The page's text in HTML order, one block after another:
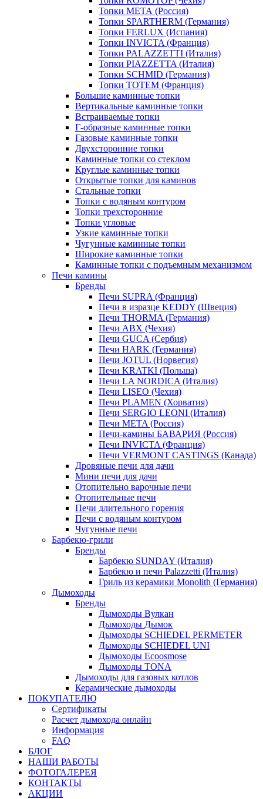
Топки МЕТА (Россия)
Топки SPARTHERM (Германия)
Топки FERLUX (Испания)
Топки INVICTA (Франция)
Топки PALAZZETTI (Италия)
Топки PIAZZETTA (Италия)
Топки SCHMID (Германия)
Топки TOTEM (Франция)
Большие каминные топки
Вертикальные каминные топки
Встраиваемые топки
Г-образные каминные топки
Газовые каминные топки
Двухсторонние топки
Каминные топки со стеклом
Круглые каминные топки
Открытые топки для каминов
Стальные топки
Топки с водяным контуром
Топки трехсторонние
Топки угловые
Узкие каминные топки
Чугунные каминные топки
Широкие каминные топки
Каминные топки с подъемным механизмом
Печи камины
Бренды
Печи SUPRA (Франция)
Печи в изразце KEDDY (Швеция)
Печи THORMA (Германия)
Печи ABX (Чехия)
Печи GUCA (Сербия)
Печи HARK (Германия)
Печи JOTUL (Норвегия)
Печи KRATKI (Польша)
Печи LA NORDICA (Италия)
Печи LISEO (Чехия)
Печи PLAMEN (Хорватия)
Печи SERGIO LEONI (Италия)
Печи META (Россия)
Печи-камины БАВАРИЯ (Россия)
Печи INVICTA (Франция)
Печи VERMONT CASTINGS (Канада)
Дровяные печи для дачи
Мини печи для дачи
Отопительно варочные печи
Отопительные печи
Печи длительного горения
Печи с водяным контуром
Чугунные печи
Барбекю-грили
Бренды
Барбекю SUNDAY (Италия)
Барбекю и печи Palazzetti (Италия)
Гриль из керамики Monolith (Германия)
Дымоходы
Бренды
Дымоходы Вулкан
Дымоходы Дымок
Дымоходы SCHIEDEL PERMETER
Дымоходы SCHIEDEL UNI
Дымоходы Ecoosmose
Дымоходы TONA
Дымоходы для газовых котлов
Керамические дымоходы
ПОКУПАТЕЛЮ
Сертификаты
Расчет дымохода онлайн
Информация
FAQ
БЛОГ
НАШИ РАБОТЫ
ФОТОГАЛЕРЕЯ
КОНТАКТЫ
АКЦИИ